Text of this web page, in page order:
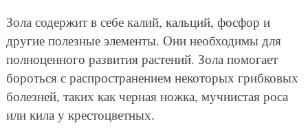
Зола содержит в себе калий, кальций, фосфор и
другие полезные элементы. Они необходимы для
полноценного развития растений. Зола помогает
бороться с распространением некоторых грибковых
болезней, таких как черная ножка, мучнистая роса
или кила у крестоцветных.